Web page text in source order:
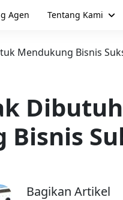
Agen Tentang Kami
Mendukung Bisnis
Bagikan Artikel